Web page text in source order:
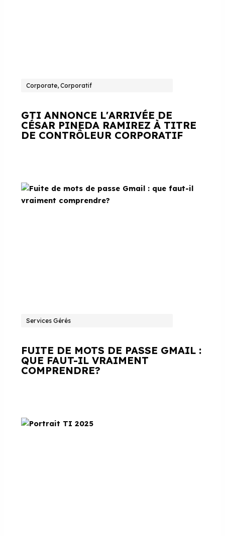
Corporate, Corporatif
GTI ANNONCE L'ARRIVÉE DE
CÉSAR PINEDA RAMIREZ À TITRE
DE CONTRÔLEUR CORPORATIF
Services Gérés
FUITE DE MOTS DE PASSE GMAIL :
QUE FAUT-IL VRAIMENT
COMPRENDRE?